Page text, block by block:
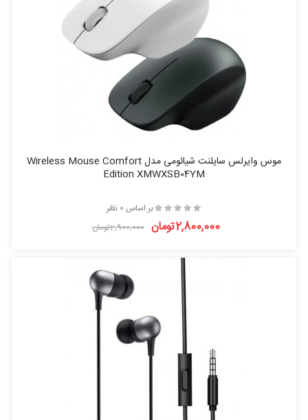
موس وایرلس سایلنت شیائومی مدل Wireless Mouse Comfort
Edition XMWXSB04YM
بر اساس 0 نظر
2,800,000تومان 2,900,000تومان